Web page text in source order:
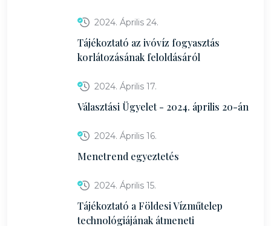
2024. Április 24.
Tájékoztató az ivóvíz fogyasztás
korlátozásának feloldásáról
2024. Április 17.
Választási Ügyelet - 2024. április 20-án
2024. Április 16.
Menetrend egyeztetés
2024. Április 15.
Tájékoztató a Földesi Vízműtelep
technológiájának átmeneti